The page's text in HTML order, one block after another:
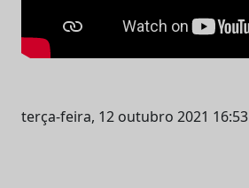
terça-feira, 12 outubro 2021 16:53